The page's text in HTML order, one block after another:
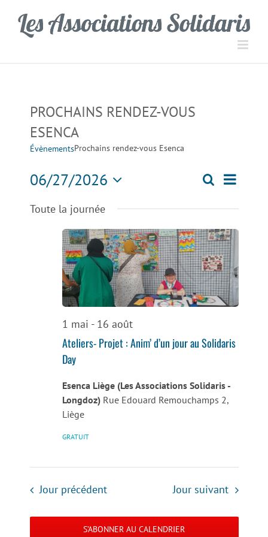
contenu
PROCHAINS RENDEZ-VOUS
ESENCA
ÉvènementsProchains rendez-vous Esenca
Recherche
navigation
de
vues
Recherche
vues
Jour
06/27/2026
une
Toute la journée
1 mai - 16 août
Ateliers- Projet : Anim’ d’un jour au Solidaris
Day
Esenca Liège (Les Associations Solidaris -
Longdoz) Rue Edouard Remouchamps 2,
Liège
GRATUIT
Jour précédent Jour suivant
S’ABONNER AU CALENDRIER